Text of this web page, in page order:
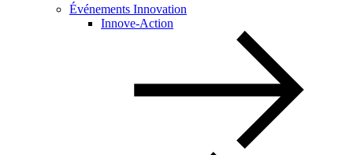
Événements Innovation
Innove-Action